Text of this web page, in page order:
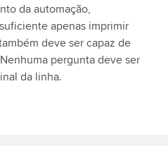
da automação,
apenas imprimir
deve ser capaz de
pergunta deve ser
da linha.